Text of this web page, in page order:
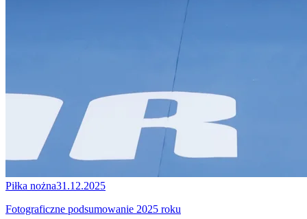
Piłka nożna31.12.2025
Fotograficzne podsumowanie 2025 roku